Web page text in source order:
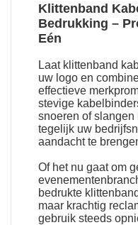
Klittenband
Bedrukking –
Eén
Laat klittenband
uw logo en
effectieve
stevige
snoeren of
tegelijk uw
aandacht te
Of het nu gaat om
bedrukte
maar krachtig
gebruik steeds